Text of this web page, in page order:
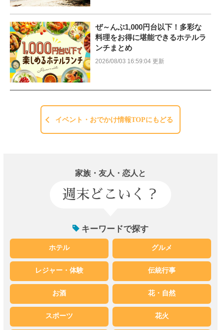
ぜ～んぶ1,000円台以下！多彩な
料理をお得に堪能できるホテルラ
ンチまとめ
2026/08/03 16:59:04 更新
イベント・おでかけ情報TOPにもどる
家族・友人・恋人と
週末どこいく？
キーワードで探す
ホテル グルメ
レジャー・体験 伝統行事
お酒 花・自然
スポーツ 花火